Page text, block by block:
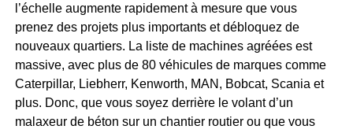
l’échelle augmente rapidement à mesure que vous
prenez des projets plus importants et débloquez de
nouveaux quartiers. La liste de machines agréées est
massive, avec plus de 80 véhicules de marques comme
Caterpillar, Liebherr, Kenworth, MAN, Bobcat, Scania et
plus. Donc, que vous soyez derrière le volant d’un
malaxeur de béton sur un chantier routier ou que vous